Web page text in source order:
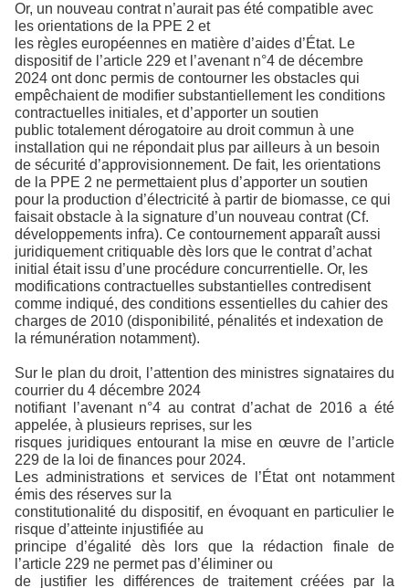
Or, un nouveau contrat n’aurait pas été compatible avec
les orientations de la PPE 2 et
les règles européennes en matière d’aides d’État. Le
dispositif de l’article 229 et l’avenant n°4 de décembre
2024 ont donc permis de contourner les obstacles qui
empêchaient de modifier substantiellement les conditions
contractuelles initiales, et d’apporter un soutien
public totalement dérogatoire au droit commun à une
installation qui ne répondait plus par ailleurs à un besoin
de sécurité d’approvisionnement. De fait, les orientations
de la PPE 2 ne permettaient plus d’apporter un soutien
pour la production d’électricité à partir de biomasse, ce qui
faisait obstacle à la signature d’un nouveau contrat (Cf.
développements infra). Ce contournement apparaît aussi
juridiquement critiquable dès lors que le contrat d’achat
initial était issu d’une procédure concurrentielle. Or, les
modifications contractuelles substantielles contredisent
comme indiqué, des conditions essentielles du cahier des
charges de 2010 (disponibilité, pénalités et indexation de
la rémunération notamment).
Sur le plan du droit, l’attention des ministres signataires du
courrier du 4 décembre 2024
notifiant l’avenant n°4 au contrat d’achat de 2016 a été
appelée, à plusieurs reprises, sur les
risques juridiques entourant la mise en œuvre de l’article
229 de la loi de finances pour 2024.
Les administrations et services de l’État ont notamment
émis des réserves sur la
constitutionalité du dispositif, en évoquant en particulier le
risque d’atteinte injustifiée au
principe d’égalité dès lors que la rédaction finale de
l’article 229 ne permet pas d’éliminer ou
de justifier les différences de traitement créées par la